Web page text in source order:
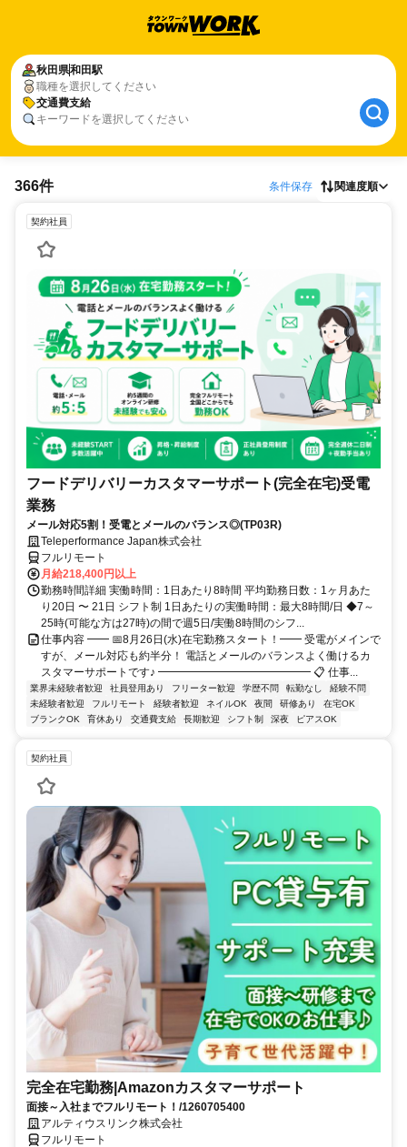
秋田県和田駅
職種を選択してください
交通費支給
キーワードを選択してください
366件 条件保存 関連度順
契約社員
フードデリバリーカスタマーサポート(完全在宅)受電
業務
メール対応5割！受電とメールのバランス◎(TP03R)
Teleperformance Japan株式会社
フルリモート
月給218,400円以上
勤務時間詳細 実働時間：1日あたり8時間 平均勤務日数：1ヶ月あた
り20日 〜 21日 シフト制 1日あたりの実働時間：最大8時間/日 ◆7～
25時(可能な方は27時)の間で週5日/実働8時間のシフ...
仕事内容 ━━ 📅8月26日(水)在宅勤務スタート！━━ 受電がメインで
すが、メール対応も約半分！ 電話とメールのバランスよく働けるカ
スタマーサポートです♪ ━━━━━━━━━━━━━━ 📋 仕事...
業界未経験者歓迎 社員登用あり フリーター歓迎 学歴不問 転勤なし
経験不問
未経験者歓迎
フルリモート 経験者歓迎 ネイルOK 夜間 研修あり
在宅OK
ブランクOK
育休あり 交通費支給 長期歓迎 シフト制 深夜 ピアスOK
契約社員
完全在宅勤務|Amazonカスタマーサポート
面接～入社までフルリモート！/1260705400
アルティウスリンク株式会社
フルリモート